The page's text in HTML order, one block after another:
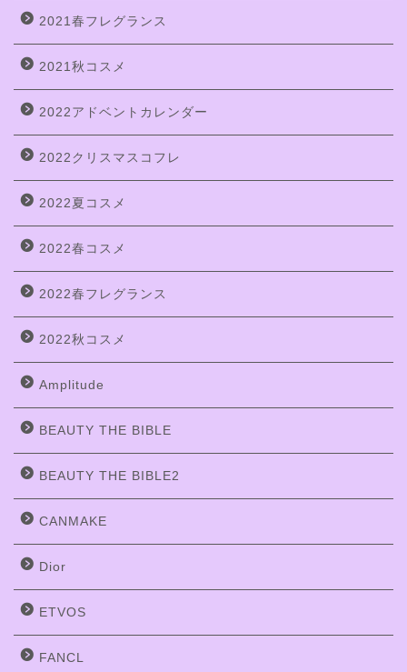
2021春フレグランス
2021秋コスメ
2022アドベントカレンダー
2022クリスマスコフレ
2022夏コスメ
2022春コスメ
2022春フレグランス
2022秋コスメ
Amplitude
BEAUTY THE BIBLE
BEAUTY THE BIBLE2
CANMAKE
Dior
ETVOS
FANCL